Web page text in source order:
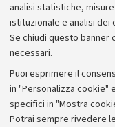
analisi statistiche,
istituzionale e analisi
Se chiudi questo banner
necessari.
Puoi esprimere il
in "Personalizza cookie"
specifici in "Mostra
Potrai sempre rivedere